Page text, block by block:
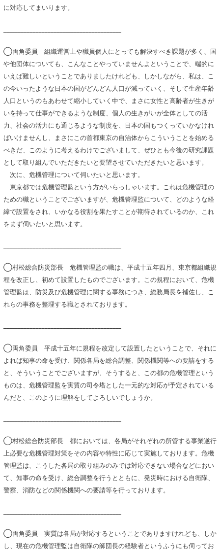
に対応してまいります。
◯両角委員 組織運営上や職員個人にとっても解決すべき課題が多く、国
や他団体についても、こんなことやっていませんよということで、端的に
いえば難しいということでありましたけれども、しかしながら、私は、こ
の今いったような日本の国がどんどん人口が減っていく、そして生産年齢
人口というのもあわせて縮小していく中で、まさに女性と高齢者が生きが
いを持って仕事ができるような制度、個人の生きがいが全体としての活
力、社会の活力にも通じるような制度を、日本の国もつくっていかなけれ
ばいけませんし、まさにこの首都東京の自治体からこういうことを始める
べきだ、このように考えるわけでございまして、ぜひとも今後の研究課題
として取り組んでいただきたいと要望させていただきたいと思います。
次に、危機管理について伺いたいと思います。
東京都では危機管理監という方がいらっしゃいます。これは危機管理の
ための職ということでございますが、危機管理監について、どのような経
緯で設置をされ、いかなる役割を果たすことが期待されているのか、これ
をまず伺いたいと思います。
◯村松総合防災部長 危機管理監の職は、平成十五年四月、東京都組織規
程を改正し、初めて設置したものでございます。この規程において、危機
管理監は、防災及び危機管理に関する事務につき、総務局長を補佐し、こ
れらの事務を整理する職とされております。
◯両角委員 平成十五年に規程を改定して設置したということで、それに
よれば知事の命を受け、関係各局を総合調整、関係機関等への要請をする
と、そういうことでございますが、そうすると、この都の危機管理という
ものは、危機管理監を実質の司令塔とした一元的な対応が予定されている
んだと、このように理解をしてよろしいでしょうか。
◯村松総合防災部長 都においては、各局がそれぞれの所管する事業遂行
上必要な危機管理対策をその内容や特性に応じて実施しております。危機
管理監は、こうした各局の取り組みのみでは対応できない場合などにおい
て、知事の命を受け、総合調整を行うとともに、発災時における自衛隊、
警察、消防などの関係機関への要請等を行っております。
◯両角委員 実質は各局が対応するということでありますけれども、しか
し、現在の危機管理監は自衛隊の師団長の経験者というふうにも伺ってお